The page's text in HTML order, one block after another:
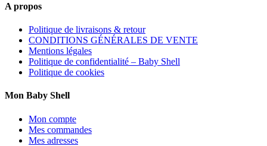
A propos
Politique de livraisons & retour
CONDITIONS GÉNÉRALES DE VENTE
Mentions légales
Politique de confidentialité – Baby Shell
Politique de cookies
Mon Baby Shell
Mon compte
Mes commandes
Mes adresses